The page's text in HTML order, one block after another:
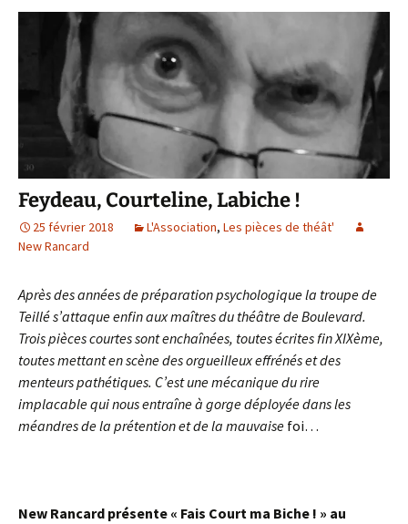
Feydeau, Courteline, Labiche !
25 février 2018 L'Association, Les pièces de théât'
New Rancard
Après des années de préparation psychologique la troupe de
Teillé s’attaque enfin aux maîtres du théâtre de Boulevard.
Trois pièces courtes sont enchaînées, toutes écrites fin XIXème,
toutes mettant en scène des orgueilleux effrénés et des
menteurs pathétiques. C’est une mécanique du rire
implacable qui nous entraîne à gorge déployée dans les
méandres de la prétention et de la mauvaise foi…
New Rancard présente « Fais Court ma Biche ! » au